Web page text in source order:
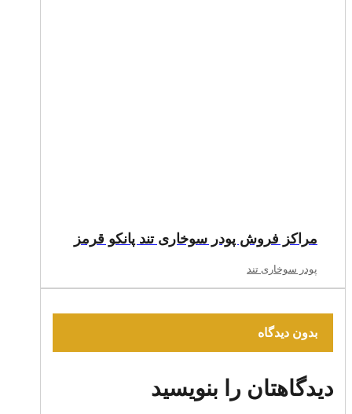
مراکز فروش پودر سوخاری تند پانکو قرمز
پودر سوخاری تند
بدون دیدگاه
دیدگاهتان را بنویسید